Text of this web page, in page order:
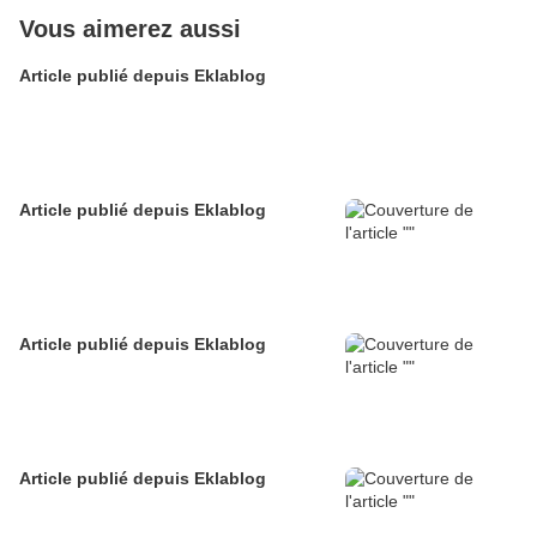
Vous aimerez aussi
Article publié depuis Eklablog
Article publié depuis Eklablog
Article publié depuis Eklablog
Article publié depuis Eklablog